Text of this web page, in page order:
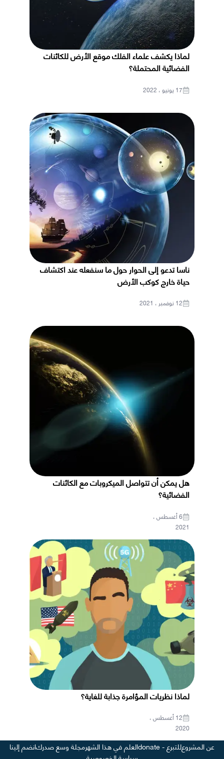
لماذا يكشف علماء الفلك موقع الأرض للكائنات
الفضائية المحتملة؟
17 يونيو ، 2022
ناسا تدعو إلى الحوار حول ما سنفعله عند اكتشاف
حياة خارج كوكب الأرض
12 نوفمبر ، 2021
هل يمكن أن تتواصل الميكروبات مع الكائنات
الفضائية؟
6 أغسطس ،
2021
لماذا نظريات المؤامرة جذابة للغاية؟
12 أغسطس ،
2020
عن المشروعللتبرع - donate العلم في هذا الشهرمجلة وسع صدركانضم إلينا